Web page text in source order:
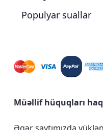
Populyar suallar
Müəllif hüquqları